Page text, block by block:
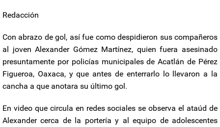
Redacción
Con abrazo de gol, así fue como despidieron sus compañeros
al joven Alexander Gómez Martínez, quien fuera asesinado
presuntamente por policías municipales de Acatlán de Pérez
Figueroa, Oaxaca, y que antes de enterrarlo lo llevaron a la
cancha a que anotara su último gol.
En video que circula en redes sociales se observa el ataúd de
Alexander cerca de la portería y al equipo de adolescentes